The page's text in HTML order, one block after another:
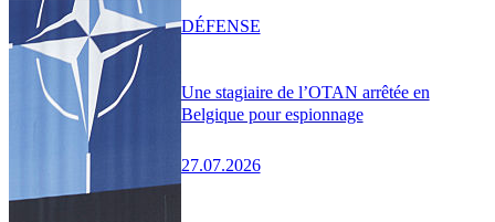
Une stagiaire de l’OTAN arrêtée en
Belgique pour espionnage
27.07.2026
DÉFENSE